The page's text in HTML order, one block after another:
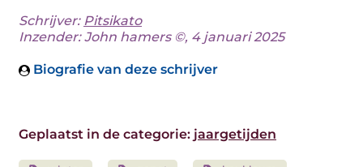
Schrijver: Pitsikato
Inzender: John hamers ©, 4 januari 2025
Biografie van deze schrijver
Geplaatst in de categorie: jaargetijden